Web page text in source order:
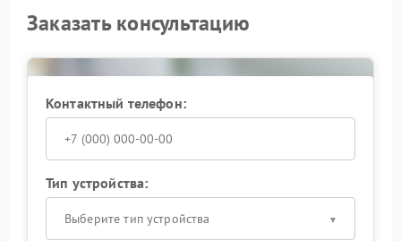
Заказать консультацию
Контактный телефон:
Тип устройства:
Выберите тип устройства